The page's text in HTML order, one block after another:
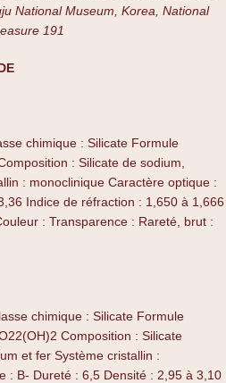
National Museum, Korea, National
191
chimique : Silicate Formule
: Silicate de sodium,
: monoclinique Caractère optique :
Indice de réfraction : 1,650 à 1,666
: Transparence : Rareté, brut :
chimique : Silicate Formule
Composition : Silicate
et fer Système cristallin :
: B- Dureté : 6,5 Densité : 2,95 à 3,10